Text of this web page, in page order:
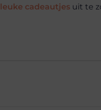
leuke cadeautjes uit te